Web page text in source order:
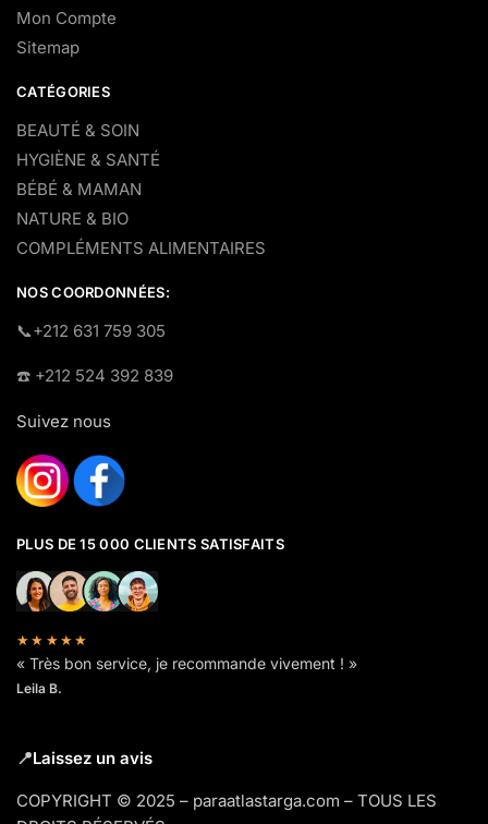
Mon Compte
Sitemap
CATÉGORIES
BEAUTÉ & SOIN
HYGIÈNE & SANTÉ
BÉBÉ & MAMAN
NATURE & BIO
COMPLÉMENTS ALIMENTAIRES
NOS COORDONNÉES:
​📞+212 631 759 305
☎️​ +212 524 392 839
Suivez nous
PLUS DE 15 000 CLIENTS SATISFAITS
★★★★★
« Très bon service, je recommande vivement ! »
Leila B.
📍Laissez un avis
COPYRIGHT © 2025 – paraatlastarga.com – TOUS LES